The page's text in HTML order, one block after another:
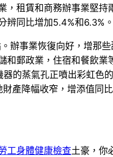
租賃和商務辦事業堅持
辨同比增加5.4%和6.3%。
辦事業恢復向好，增那
和郵政業，住宿和餐飲
的蒸氣孔正噴出彩虹色
產降幅收窄，增添值同
工身體健康檢查土豪，你